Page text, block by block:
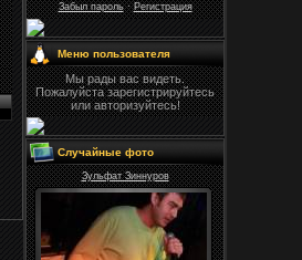
Забыл пароль·Регистрация
Меню пользователя
Мы рады вас видеть.
Пожалуйста зарегистрируйтесь
или авторизуйтесь!
Случайные фото
Зульфат Зиннуров